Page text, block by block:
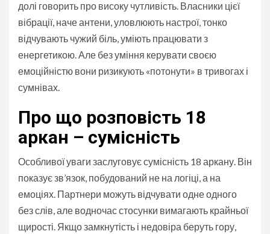
долі говорить про високу чутливість. Власники цієї
вібрації, наче антени, уловлюють настрої, тонко
відчувають чужий біль, уміють працювати з
енергетикою. Але без уміння керувати своєю
емоційністю вони ризикують «потонути» в тривогах і
сумнівах.
Про що розповість 18
аркан – сумісність
Особливої уваги заслуговує сумісність 18 аркану. Він
показує зв’язок, побудований не на логіці, а на
емоціях. Партнери можуть відчувати одне одного
без слів, але водночас стосунки вимагають крайньої
щирості. Якщо замкнутість і недовіра беруть гору,